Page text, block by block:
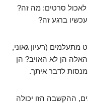
סרטים: מה זה?
ברגע זה?
(רעיון גאוני,
הן לא האויב? הן
לדבר איתך.
ההקשבה הזו יכולה